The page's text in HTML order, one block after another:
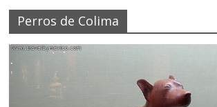
Perros de Colima